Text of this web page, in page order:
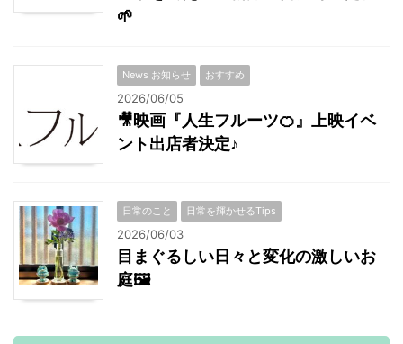
🌱
News お知らせ おすすめ
2026/06/05
🎥映画『人生フルーツ🍊』上映イベ
ント出店者決定♪
日常のこと 日常を輝かせるTips
2026/06/03
目まぐるしい日々と変化の激しいお
庭🖼